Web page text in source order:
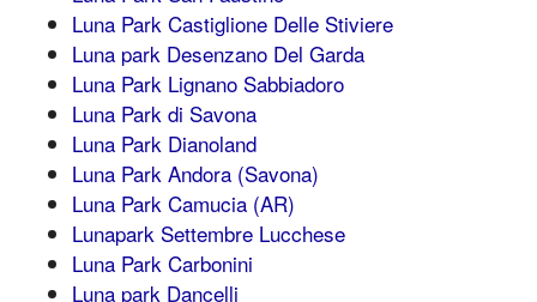
Luna Park Castiglione Delle Stiviere
Luna park Desenzano Del Garda
Luna Park Lignano Sabbiadoro
Luna Park di Savona
Luna Park Dianoland
Luna Park Andora (Savona)
Luna Park Camucia (AR)
Lunapark Settembre Lucchese
Luna Park Carbonini
Luna park Dancelli